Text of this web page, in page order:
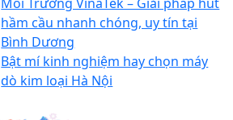
hầm cầu nhanh chóng, uy tín tại
Bình Dương
Bật mí kinh nghiệm hay chọn máy
dò kim loại Hà Nội